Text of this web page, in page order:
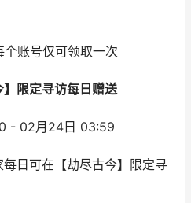
账号仅可领取一次
限定寻访每日赠送
- 02月24日 03:59
日可在【劫尽古今】限定寻